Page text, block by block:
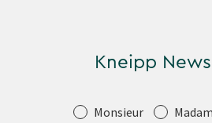
Kneipp
SalutationMonsieur